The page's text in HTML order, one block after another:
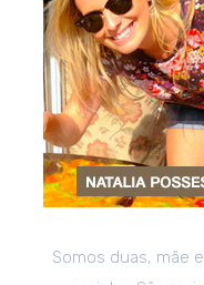
Somos duas, mãe